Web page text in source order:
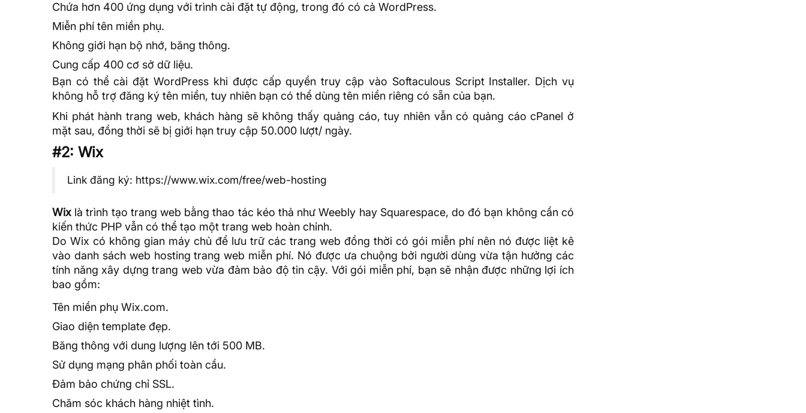
Chứa hơn 400 ứng dụng với trình cài đặt tự động, trong đó có cả WordPress.
Miễn phí tên miền phụ.
Không giới hạn bộ nhớ, băng thông.
Cung cấp 400 cơ sở dữ liệu.
Bạn có thểcài đặt WordPress khi được cấp quyền truy cập vào Softaculous Script Installer. Dịch vụ
không hỗ trợ đăng ký tên miền, tuy nhiên bạn có thể dùng tên miền riêng có sẵn của bạn.
Khi phát hành trang web, khách hàng sẽ không thấy quảng cáo, tuy nhiên vẫn có quảng cáocPanel ở
mặt sau, đồng thời sẽ bị giới hạn truy cập 50.000 lượt/ ngày.
#2: Wix
Link đăng ký: https://www.wix.com/free/web-hosting
Wix là trình tạo trang web bằng thao tác kéo thả như Weebly hay Squarespace, do đó bạn không cần có
kiến thức PHP vẫn có thể tạo một trang web hoàn chỉnh.
Do Wix có không gian máy chủ để lưu trữ các trang web đồng thời có gói miễn phí nên nó được liệt kê
vào danh sách web hosting trangweb miễn phí. Nó được ưa chuộng bởi người dùng vừa tận hưởng các
tính năng xây dựng trang web vừa đảm bảo độ tin cậy. Với gói miễn phí, bạn sẽ nhận được những lợi ích
bao gồm:
Tên miền phụ Wix.com.
Giao diện template đẹp.
Băng thông với dung lượng lên tới 500 MB.
Sử dụng mạng phân phối toàn cầu.
Đảm bảo chứng chỉ SSL.
Chăm sóc khách hàng nhiệt tình.